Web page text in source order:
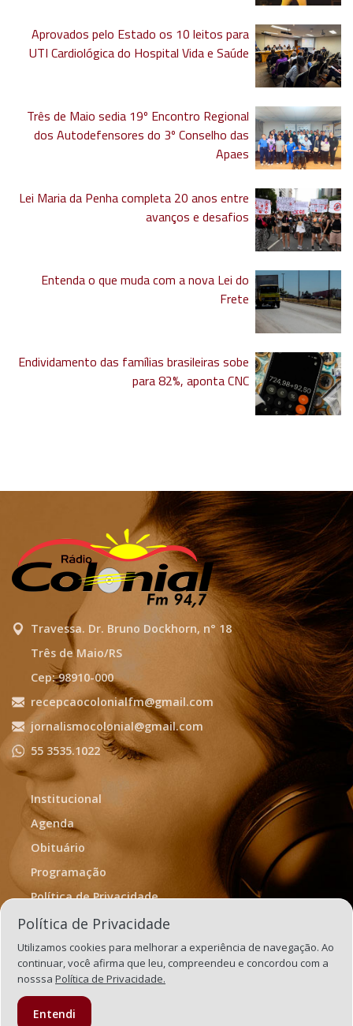
Aprovados pelo Estado os 10 leitos para
UTI Cardiológica do Hospital Vida e Saúde
Três de Maio sedia 19º Encontro Regional
dos Autodefensores do 3º Conselho das
Apaes
Lei Maria da Penha completa 20 anos entre
avanços e desafios
Entenda o que muda com a nova Lei do
Frete
Endividamento das famílias brasileiras sobe
para 82%, aponta CNC
Travessa. Dr. Bruno Dockhorn, n° 18
Três de Maio/RS
Cep: 98910-000
recepcaocolonialfm@gmail.com
jornalismocolonial@gmail.com
55 3535.1022
Institucional
Agenda
Obituário
Programação
Política de Privacidade
Termos de Uso
Política de Privacidade
Utilizamos cookies para melhorar a experiência de navegação. Ao
continuar, você afirma que leu, compreendeu e concordou com a
nosssa Política de Privacidade.
Entendi